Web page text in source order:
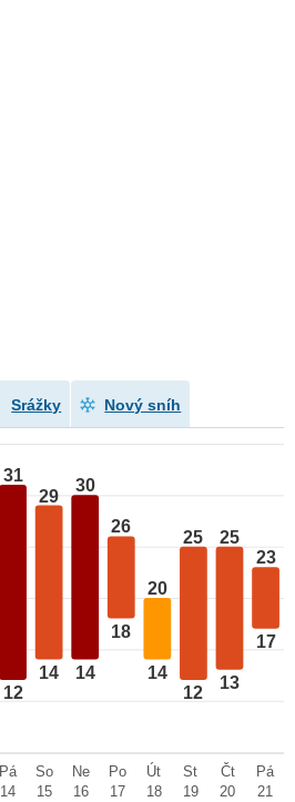
Srážky Nový sníh
31
12
29
14
30
14
26
18
20
14
25
12
25
13
23
17
Pá
14
So
15
Ne
16
Po
17
Út
18
St
19
Čt
20
Pá
21